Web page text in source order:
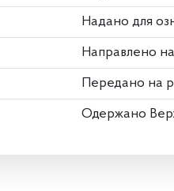
Надано для
Направлено
Передано на
Одержано